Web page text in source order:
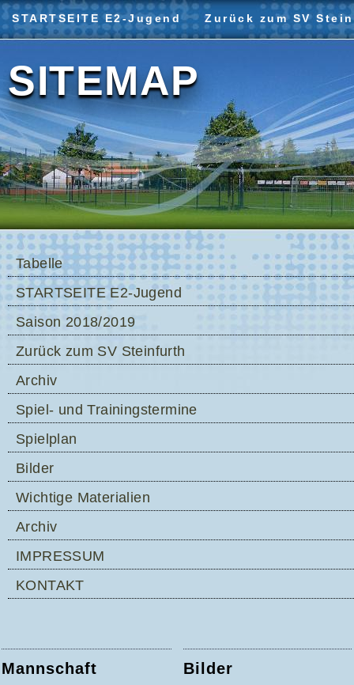
STARTSEITE E2-Jugend Zurück zum SV
SITEMAP
Tabelle
STARTSEITE E2-Jugend
Saison 2018/2019
Zurück zum SV Steinfurth
Archiv
Spiel- und Trainingstermine
Spielplan
Bilder
Wichtige Materialien
Archiv
IMPRESSUM
KONTAKT
Mannschaft Bilder